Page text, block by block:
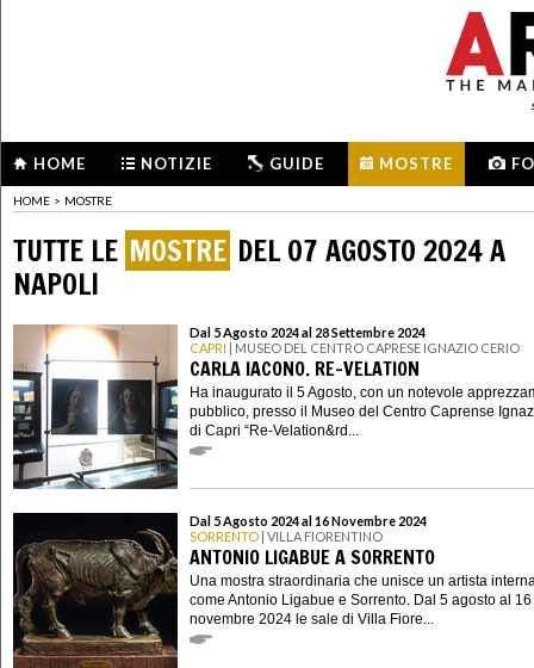
HOME NOTIZIE GUIDE MOSTRE
HOME > MOSTRE
TUTTE LE MOSTRE DEL 07 AGOSTO 2024 A
NAPOLI
Dal 5 Agosto 2024 al 28 Settembre 2024
CAPRI | MUSEO DEL CENTRO CAPRESE IGNAZIO CERIO
CARLA IACONO. RE-VELATION
Ha inaugurato il 5 Agosto, con un notevole
pubblico, presso il Museo del Centro Caprense
di Capri “Re-Velation&rd...
Dal 5 Agosto 2024 al 16 Novembre 2024
SORRENTO | VILLA FIORENTINO
ANTONIO LIGABUE A SORRENTO
Una mostra straordinaria che unisce un artista
come Antonio Ligabue e Sorrento. Dal 5 agosto al 16
novembre 2024 le sale di Villa Fiore...